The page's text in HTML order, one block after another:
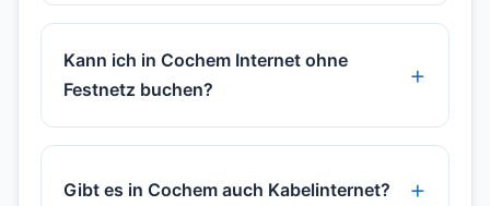
Kann ich in Cochem Internet ohne
Festnetz buchen?
Gibt es in Cochem auch Kabelinternet?